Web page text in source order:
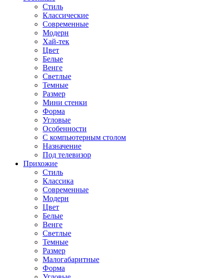
Стиль
Классические
Современные
Модерн
Хай-тек
Цвет
Белые
Венге
Светлые
Темные
Размер
Мини стенки
Форма
Угловые
Особенности
С компьютерным столом
Назначение
Под телевизор
Прихожие
Стиль
Классика
Современные
Модерн
Цвет
Белые
Венге
Светлые
Темные
Размер
Малогабаритные
Форма